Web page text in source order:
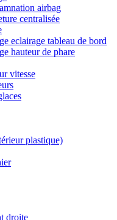
airbag
centralisée
eclairage tableau de bord
hauteur de phare
vitesse
plastique)
droite